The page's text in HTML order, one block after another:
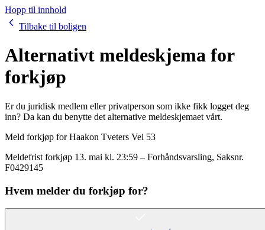
Hopp til innhold
Tilbake til boligen
Alternativt meldeskjema for
forkjøp
Er du juridisk medlem eller privatperson som ikke fikk logget deg
inn? Da kan du benytte det alternative meldeskjemaet vårt.
Meld forkjøp forHaakon Tveters Vei 53
Meldefrist forkjøp 13. mai kl. 23:59 – Forhåndsvarsling, Saksnr.
F0429145
Hvem melder du forkjøp for?